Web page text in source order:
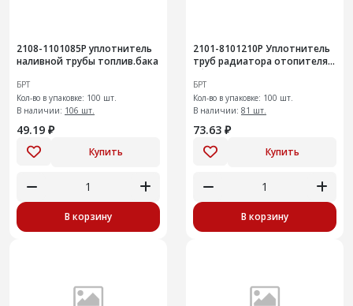
2108-1101085Р уплотнитель
наливной трубы топлив.бака
БРТ
Кол-во в упаковке: 100 шт.
В наличии: 106 шт.
49.19 ₽
Купить
В корзину
2101-8101210Р Уплотнитель
труб радиатора отопителя в
сборе
БРТ
Кол-во в упаковке: 100 шт.
В наличии: 81 шт.
73.63 ₽
Купить
В корзину